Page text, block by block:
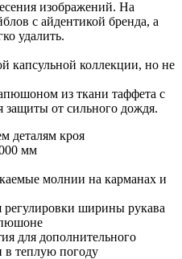
изображений. На
с айдентикой бренда, а
удалить.
капсульной коллекции, но не
из ткани таффета с
защиты от сильного дождя.
деталям кроя
мм
молнии на карманах и
ширины рукава
для дополнительного
в теплую погоду